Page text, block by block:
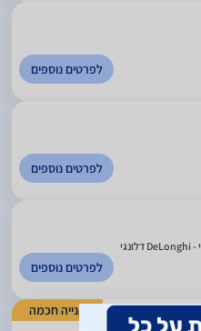
לפרטים נוספים
לפרטים נוספים
לפרטים נוספים
קנייה חכמה